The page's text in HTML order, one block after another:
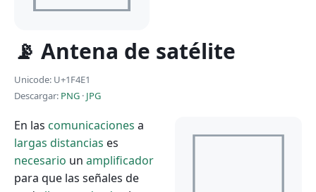
📡 Antena de satélite
Unicode: U+1F4E1
Descargar: PNG · JPG
En las comunicaciones a
largas distancias es
necesario un amplificador
para que las señales de